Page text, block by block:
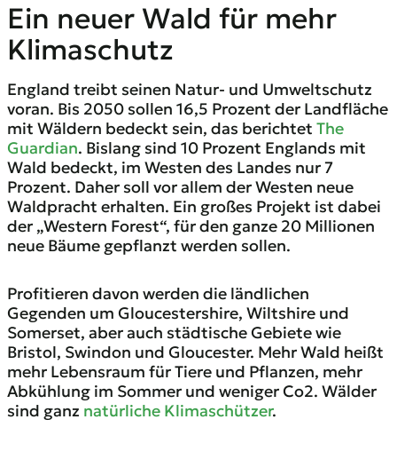
Ein neuer Wald für mehr
Klimaschutz
England treibt seinen Natur- und Umweltschutz
voran. Bis 2050 sollen 16,5 Prozent der Landfläche
mit Wäldern bedeckt sein, das berichtet The
Guardian. Bislang sind 10 Prozent Englands mit
Wald bedeckt, im Westen des Landes nur 7
Prozent. Daher soll vor allem der Westen neue
Waldpracht erhalten. Ein großes Projekt ist dabei
der „Western Forest“, für den ganze 20 Millionen
neue Bäume gepflanzt werden sollen.
Profitieren davon werden die ländlichen
Gegenden um Gloucestershire, Wiltshire und
Somerset, aber auch städtische Gebiete wie
Bristol, Swindon und Gloucester. Mehr Wald heißt
mehr Lebensraum für Tiere und Pflanzen, mehr
Abkühlung im Sommer und weniger Co2. Wälder
sind ganz natürliche Klimaschützer.